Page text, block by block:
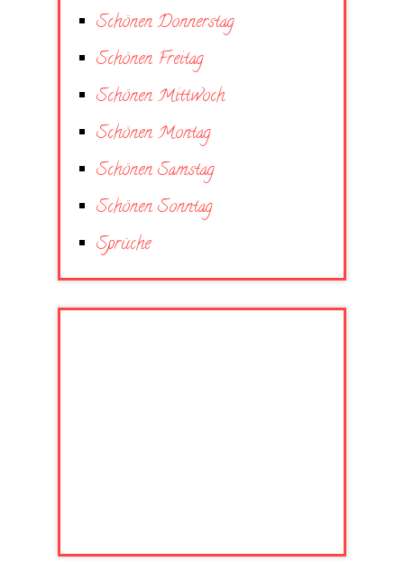
Schönen Donnerstag
Schönen Freitag
Schönen Mittwoch
Schönen Montag
Schönen Samstag
Schönen Sonntag
Sprüche